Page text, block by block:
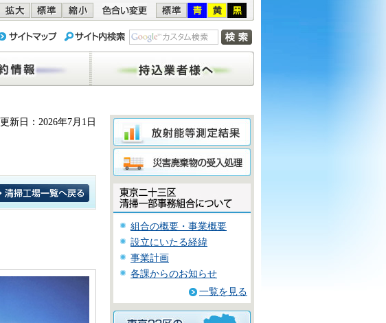
持込業者様へ
更新日：2026年7月1日
組合の概要・事業概要
設立にいたる経緯
事業計画
各課からのお知らせ
一覧を見る